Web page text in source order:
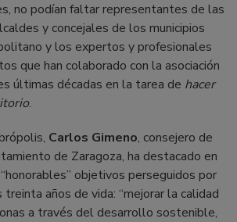
no podían faltar representantes de las
y concejales de los municipios
y los expertos y profesionales
que han colaborado con la asociación
últimas décadas en la tarea de hacer
.
Carlos Gimeno, consejero de
de Zaragoza, ha destacado en
objetivos perseguidos por
treinta años de vida: “mejorar la calidad
a través del desarrollo sostenible,